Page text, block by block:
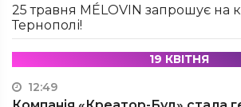
25 травня MÉLOVIN запрошує на
Тернополі!
19 КВІТНЯ
12:49